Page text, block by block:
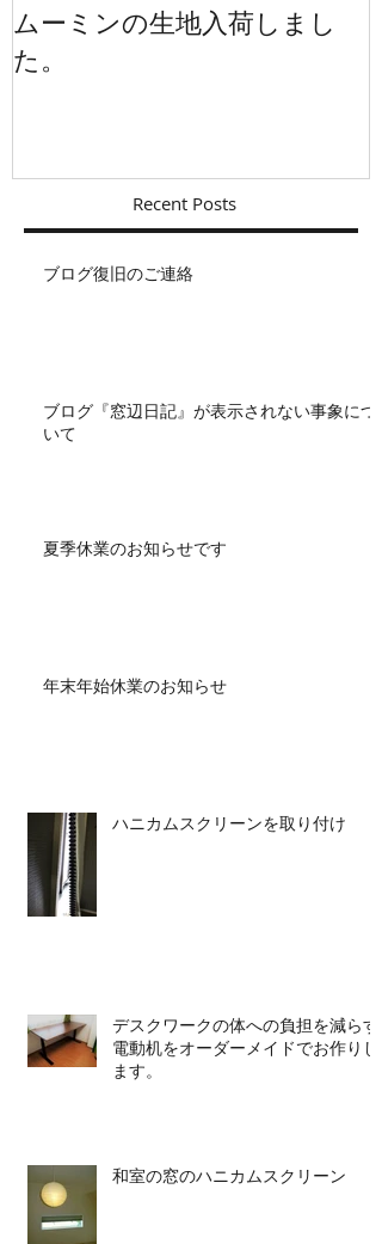
ムーミンの生地入荷しまし
た。
Recent Posts
ブログ復旧のご連絡
ブログ『窓辺日記』が表示されない事象につ
いて
夏季休業のお知らせです
年末年始休業のお知らせ
ハニカムスクリーンを取り付け
デスクワークの体への負担を減らす
電動机をオーダーメイドでお作りし
ます。
和室の窓のハニカムスクリーン